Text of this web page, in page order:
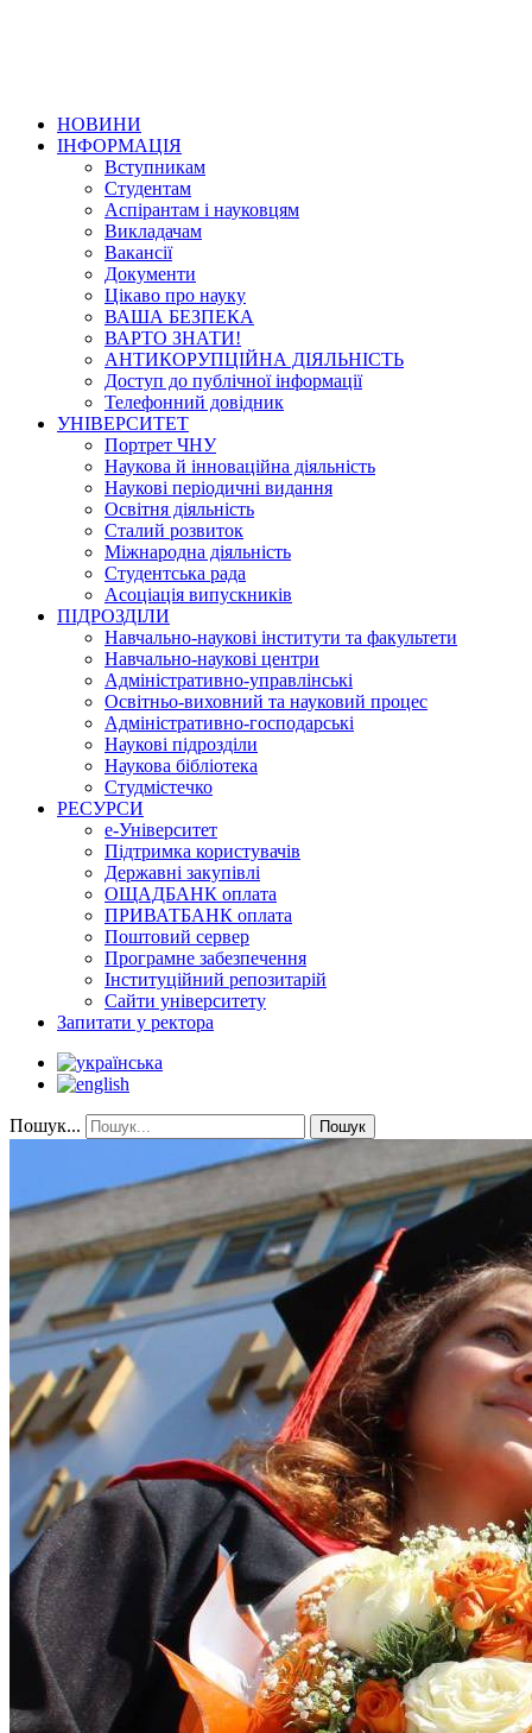
НОВИНИ
ІНФОРМАЦІЯ
Вступникам
Студентам
Аспірантам і науковцям
Викладачам
Вакансії
Документи
Цікаво про науку
ВАША БЕЗПЕКА
ВАРТО ЗНАТИ!
АНТИКОРУПЦІЙНА ДІЯЛЬНІСТЬ
Доступ до публічної інформації
Телефонний довідник
УНІВЕРСИТЕТ
Портрет ЧНУ
Наукова й інноваційна діяльність
Наукові періодичні видання
Освітня діяльність
Сталий розвиток
Міжнародна діяльність
Студентська рада
Асоціація випускників
ПІДРОЗДІЛИ
Навчально-наукові інститути та факультети
Навчально-наукові центри
Адміністративно-управлінські
Освітньо-виховний та науковий процес
Адміністративно-господарські
Наукові підрозділи
Наукова бібліотека
Студмістечко
РЕСУРСИ
е-Університет
Підтримка користувачів
Державні закупівлі
ОЩАДБАНК оплата
ПРИВАТБАНК оплата
Поштовий сервер
Програмне забезпечення
Інституційний репозитарій
Сайти університету
Запитати у ректора
Пошук... Пошук